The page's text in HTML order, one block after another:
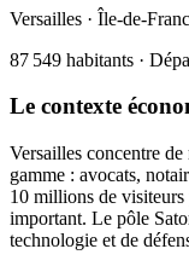
Versailles · Île-de-
87 549 habitants ·
Le contexte
Versailles concentre
gamme : avocats,
10 millions de visiteurs
important. Le pôle
technologie et de